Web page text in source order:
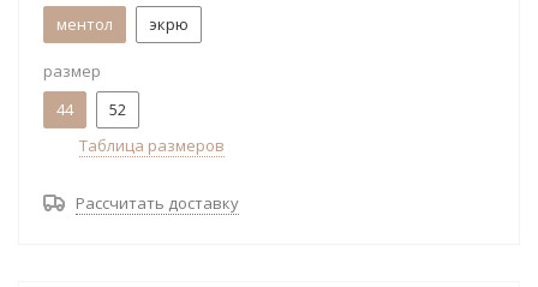
ментол
экрю
размер
44
52
Таблица размеров
Рассчитать доставку